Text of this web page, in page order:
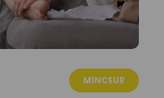
MINCEUR